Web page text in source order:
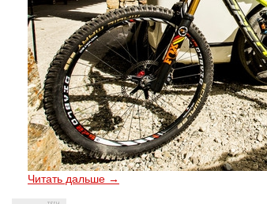
Читать дальше →